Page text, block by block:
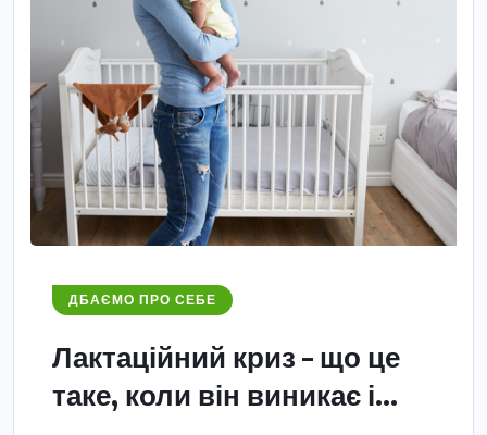
ДБАЄМО ПРО СЕБЕ
Лактаційний криз – що це
таке, коли він виникає і...